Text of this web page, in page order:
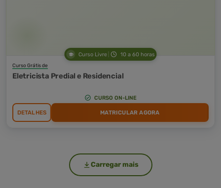
Curso Livre 10 a 60 horas
Curso Grátis de
Eletricista Predial e Residencial
CURSO ON-LINE
DETALHES MATRICULAR AGORA
Carregar mais